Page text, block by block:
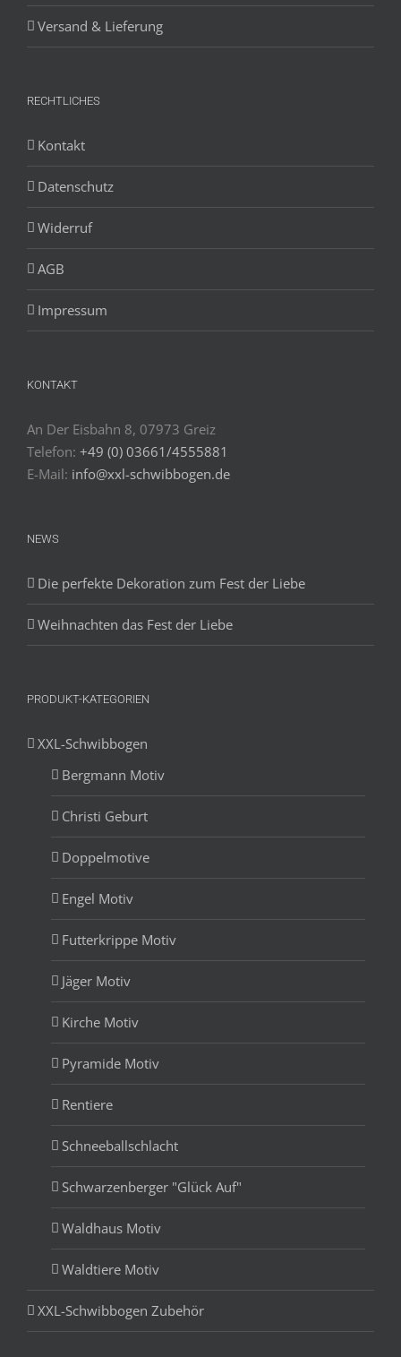
Versand & Lieferung
RECHTLICHES
Kontakt
Datenschutz
Widerruf
AGB
Impressum
KONTAKT
An Der Eisbahn 8, 07973 Greiz
Telefon: +49 (0) 03661/4555881
E-Mail: info@xxl-schwibbogen.de
NEWS
Die perfekte Dekoration zum Fest der Liebe
Weihnachten das Fest der Liebe
PRODUKT-KATEGORIEN
XXL-Schwibbogen
Bergmann Motiv
Christi Geburt
Doppelmotive
Engel Motiv
Futterkrippe Motiv
Jäger Motiv
Kirche Motiv
Pyramide Motiv
Rentiere
Schneeballschlacht
Schwarzenberger "Glück Auf"
Waldhaus Motiv
Waldtiere Motiv
XXL-Schwibbogen Zubehör